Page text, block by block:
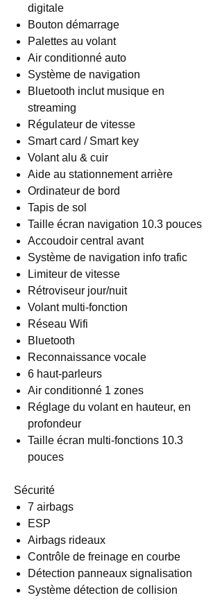
digitale
Bouton démarrage
Palettes au volant
Air conditionné auto
Système de navigation
Bluetooth inclut musique en
streaming
Régulateur de vitesse
Smart card / Smart key
Volant alu & cuir
Aide au stationnement arrière
Ordinateur de bord
Tapis de sol
Taille écran navigation 10.3 pouces
Accoudoir central avant
Système de navigation info trafic
Limiteur de vitesse
Rétroviseur jour/nuit
Volant multi-fonction
Réseau Wifi
Bluetooth
Reconnaissance vocale
6 haut-parleurs
Air conditionné 1 zones
Réglage du volant en hauteur, en
profondeur
Taille écran multi-fonctions 10.3
pouces
Sécurité
7 airbags
ESP
Airbags rideaux
Contrôle de freinage en courbe
Détection panneaux signalisation
Système détection de collision